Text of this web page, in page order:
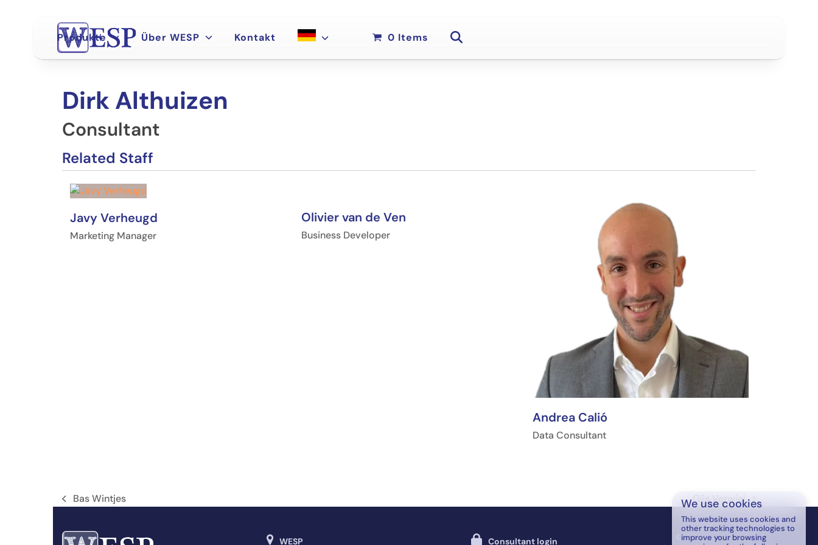
We use cookies
This website uses cookies and
other tracking technologies to
improve your browsing
Produkte Über WESP Kontakt 0 Items
Dirk Althuizen
Consultant
Related Staff
Javy Verheugd
Marketing Manager
Olivier van de Ven
Business Developer
Andrea Calió
Data Consultant
vorheriger
Bas Wintjes
Nächster
Beitrag:
Gijs Verwiel
WESP Consultant login © WESP B.V. — 2026